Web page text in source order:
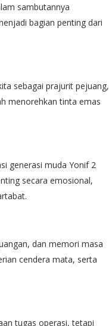
sambutannya
bagian penting dari
sebagai prajurit pejuang,
menorehkan tinta emas
generasi muda Yonif 2
secara emosional,
dan memori masa
cendera mata, serta
tugas operasi, tetapi